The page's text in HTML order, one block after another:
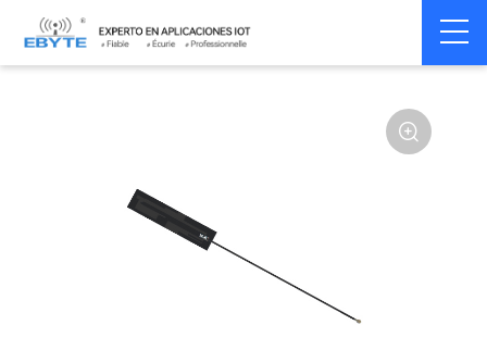
Home > Accessoires > Antenna
